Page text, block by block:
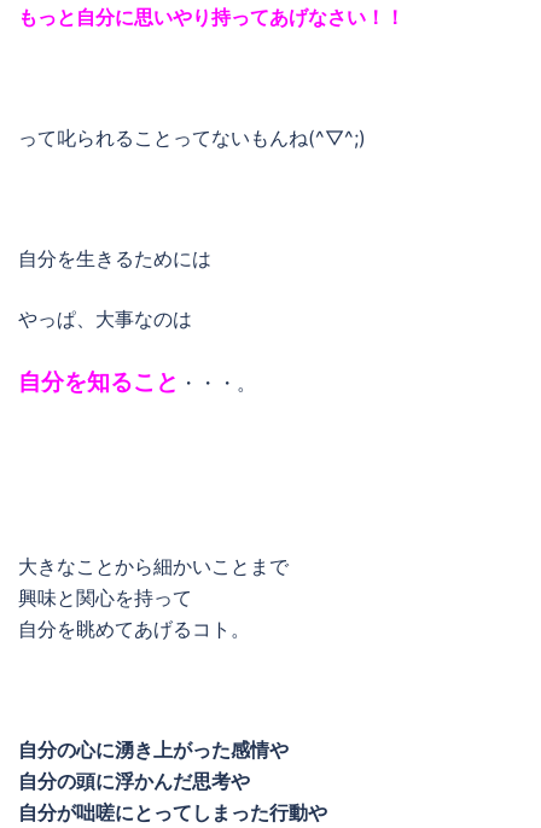
もっと自分に思いやり持ってあげなさい！！
って叱られることってないもんね(^▽^;)
自分を生きるためには
やっぱ、大事なのは
自分を知ること ・・・。
大きなことから細かいことまで
興味と関心を持って
自分を眺めてあげるコト。
自分の心に湧き上がった感情や
自分の頭に浮かんだ思考や
自分が咄嗟にとってしまった行動や